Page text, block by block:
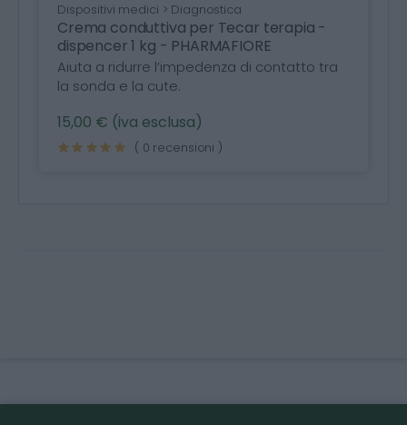
Dispositivi medici > Diagnostica
Crema conduttiva per Tecar terapia -
dispencer 1 kg - PHARMAFIORE
Aiuta a ridurre l’impedenza di contatto tra
la sonda e la cute.
15,00 € (iva esclusa)
( 0 recensioni )